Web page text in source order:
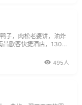
子，肉松老婆饼，油炸
昌欧客快捷酒店，130
南昌起义总指挥部旧址495人